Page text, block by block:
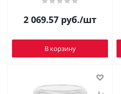
2 069.57 руб./шт
В корзину